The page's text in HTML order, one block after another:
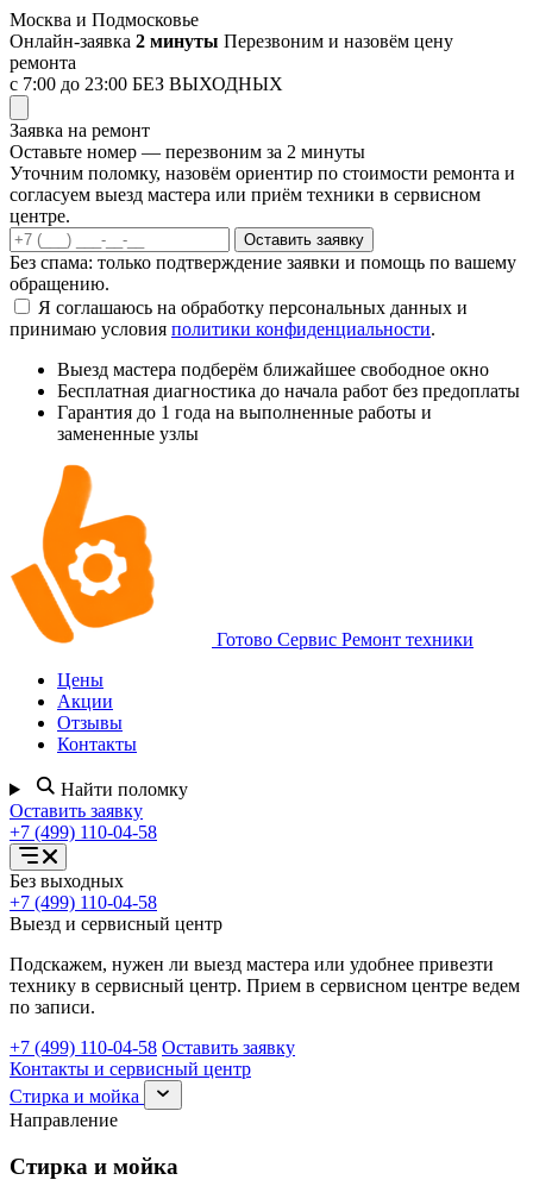
Перейти
к
содержимому
Москва и Подмосковье
Онлайн-заявка 2 минуты Перезвоним и назовём цену
ремонта
с 7:00 до 23:00 БЕЗ ВЫХОДНЫХ
Заявка на ремонт
Оставьте номер — перезвоним за 2 минуты
Уточним поломку, назовём ориентир по стоимости ремонта и
согласуем выезд мастера или приём техники в сервисном
центре.
Оставить заявку
Без спама: только подтверждение заявки и помощь по вашему
обращению.
Я соглашаюсь на обработку персональных данных и
принимаю условия политики конфиденциальности.
Выезд мастера подберём ближайшее свободное окно
Бесплатная диагностика до начала работ без предоплаты
Гарантия до 1 года на выполненные работы и
замененные узлы
Готово Сервис Ремонт техники
Цены
Акции
Отзывы
Контакты
Найти поломку
Оставить заявку
+7 (499) 110-04-58
Открыть
меню
услуг
Без выходных
+7 (499) 110-04-58
Выезд и сервисный центр
Подскажем, нужен ли выезд мастера или удобнее привезти
технику в сервисный центр. Прием в сервисном центре ведем
по записи.
+7 (499) 110-04-58 Оставить заявку
Контакты и сервисный центр
Стирка и мойка
Раскрыть
раздел
мойка
Направление
Стирка и мойка